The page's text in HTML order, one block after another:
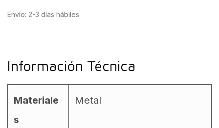
Envío: 2-3 días hábiles
Información Técnica
Materiale
s
Metal